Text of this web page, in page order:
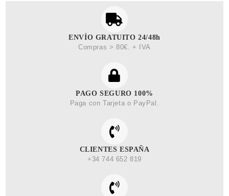
ENVÍO GRATUITO 24/48h
Compras > 80€. + IVA
PAGO SEGURO 100%
Paga con Tarjeta o PayPal.
CLIENTES ESPAÑA
+34 744 652 819